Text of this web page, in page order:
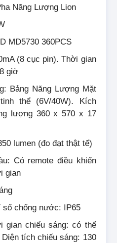
Năng Lượng Lion
MD5730 360PCS
(8 cục pin). Thời gian
giờ
Bảng Năng Lượng Mặt
thể (6V/40W). Kích
lượng 360 x 570 x 17
lumen (đo đạt thật tế)
Có remote điều khiển
gian
số chống nước: IP65
gian chiếu sáng: có thể
tích chiếu sáng: 130